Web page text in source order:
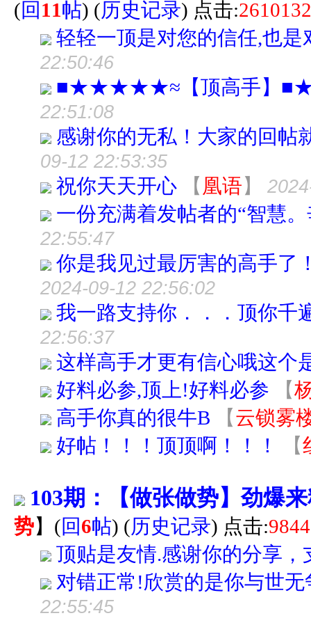
(回 11帖) (历史记录) 点击:2610132
轻轻一顶是对您的信任,也是
22:50:46
■★★★★★≈【顶高手】
22:51:08
感谢你的无私！大家的回帖
09-12 22:53:35
祝你天天开心 【 凰语】
一份充满着发帖者的“智慧
22:55:47
你是我见过最厉害的高手了
2024-09-12 22:56:02
我一路支持你．．．顶你千
22:56:37
这样高手才更有信心哦这个
好料必参,顶上!好料必参
【
高手你真的很牛B
【云锁雾
好帖！！！顶顶啊！！！
【
103期：【做张做势】劲爆
势】 (回6帖) (历史记录) 点击:
顶贴是友情.感谢你的分享
对错正常!欣赏的是你与世
22:55:45